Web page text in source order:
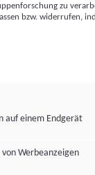
zu
bzw. widerrufen,
auf einem Endgerät
Werbeanzeigen